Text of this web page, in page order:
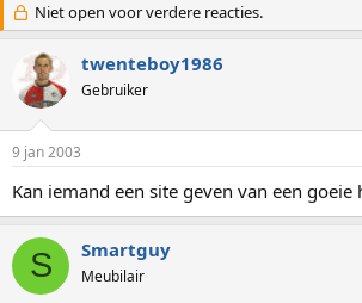
d
e
r
w
e
s
t
a
e
r
a
r
d
m
Niet open voor verdere reacties.
twenteboy1986
Gebruiker
9 jan 2003
Kan iemand een site geven van een goeie
S Smartguy
Meubilair